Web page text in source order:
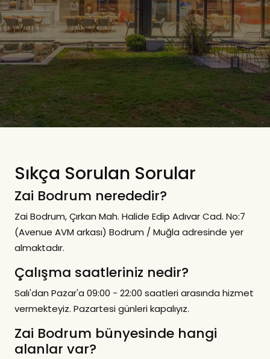
Sıkça Sorulan Sorular
Zai Bodrum nerededir?
Zai Bodrum, Çırkan Mah. Halide Edip Adıvar Cad. No:7
(Avenue AVM arkası) Bodrum / Muğla adresinde yer
almaktadır.
Çalışma saatleriniz nedir?
Salı'dan Pazar'a 09:00 - 22:00 saatleri arasında hizmet
vermekteyiz. Pazartesi günleri kapalıyız.
Zai Bodrum bünyesinde hangi
alanlar var?